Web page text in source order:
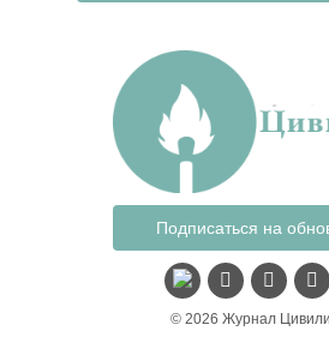
Подписаться на
© 2026 Журнал